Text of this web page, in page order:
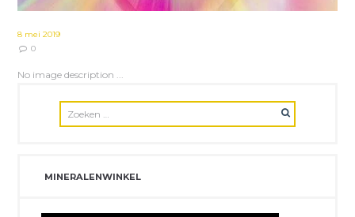
8 mei 2019
0
No image description ...
MINERALENWINKEL